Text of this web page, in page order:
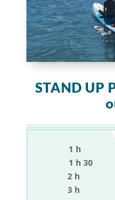
STAND UP
1
1 h
2
3